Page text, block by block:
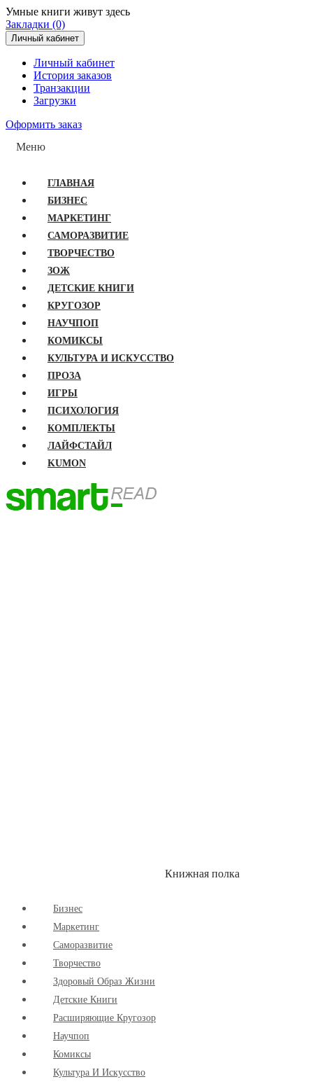
Умные книги живут здесь
Закладки (0)
Личный кабинет
Личный кабинет
История заказов
Транзакции
Загрузки
Оформить заказ
Меню
ГЛАВНАЯ
БИЗНЕС
МАРКЕТИНГ
САМОРАЗВИТИЕ
ТВОРЧЕСТВО
ЗОЖ
ДЕТСКИЕ КНИГИ
КРУГОЗОР
НАУЧПОП
КОМИКСЫ
КУЛЬТУРА И ИСКУССТВО
ПРОЗА
ИГРЫ
ПСИХОЛОГИЯ
КОМПЛЕКТЫ
ЛАЙФСТАЙЛ
KUMON
Книжная полка
Бизнес
Маркетинг
Cаморазвитие
Творчество
Здоровый Образ Жизни
Детские Книги
Расширяющие Кругозор
Научпоп
Комиксы
Культура И Искусство